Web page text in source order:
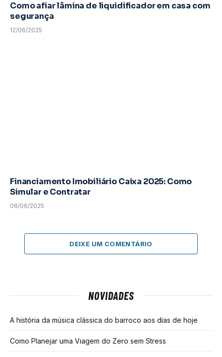
Como afiar lâmina de liquidificador em casa com
segurança
12/06/2025
Financiamento Imobiliário Caixa 2025: Como
Simular e Contratar
08/06/2025
DEIXE UM COMENTÁRIO
NOVIDADES
A história da música clássica do barroco aos dias de hoje
Como Planejar uma Viagem do Zero sem Stress